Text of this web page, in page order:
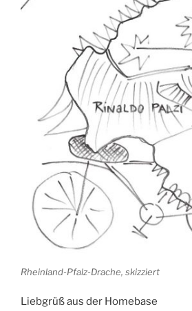
Rheinland-Pfalz-Drache, skizziert
Liebgrüß aus der Homebase